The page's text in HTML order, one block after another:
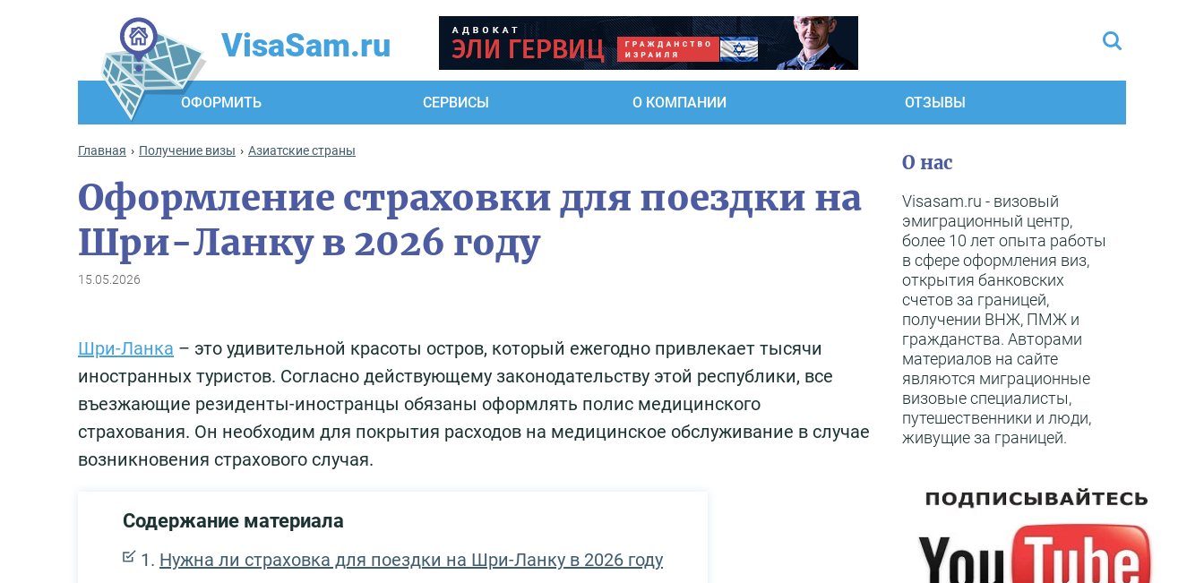
VisaSam.ru
ОФОРМИТЬ СЕРВИСЫ О КОМПАНИИ ОТЗЫВЫ
Главная Получение визы Азиатские страны
Оформление страховки для поездки на
Шри-Ланку в 2026 году
15.05.2026
Шри-Ланка – это удивительной красоты остров, который ежегодно привлекает тысячи
иностранных туристов. Согласно действующему законодательству этой республики, все
въезжающие резиденты-иностранцы обязаны оформлять полис медицинского
страхования. Он необходим для покрытия расходов на медицинское обслуживание в случае
возникновения страхового случая.
Содержание материала
Нужна ли страховка для поездки на Шри-Ланку в 2026 году
О нас
Visasam.ru - визовый
эмиграционный центр,
более 10 лет опыта работы
в сфере оформления виз,
открытия банковских
счетов за границей,
получении ВНЖ, ПМЖ и
гражданства. Авторами
материалов на сайте
являются миграционные
визовые специалисты,
путешественники и люди,
живущие за границей.